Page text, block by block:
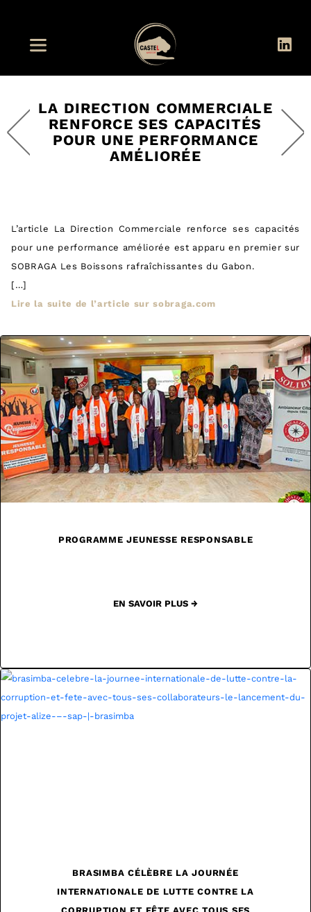
LA DIRECTION COMMERCIALE
RENFORCE SES CAPACITÉS
POUR UNE PERFORMANCE
AMÉLIORÉE
L’article La Direction Commerciale renforce ses capacités
pour une performance améliorée est apparu en premier sur
SOBRAGA Les Boissons rafraîchissantes du Gabon.
[…]
Lire la suite de l’article sur sobraga.com
PROGRAMME JEUNESSE RESPONSABLE
EN SAVOIR PLUS →
BRASIMBA CÉLÈBRE LA JOURNÉE
INTERNATIONALE DE LUTTE CONTRE LA